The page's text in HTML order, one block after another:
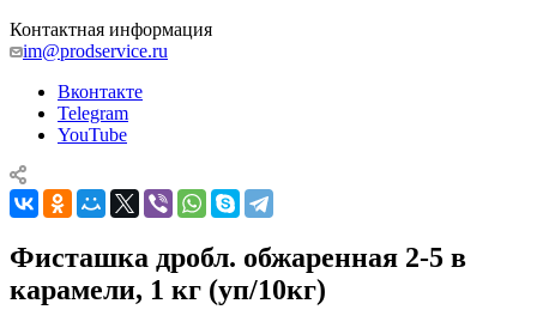
Контактная информация
im@prodservice.ru
Вконтакте
Telegram
YouTube
Фисташка дробл. обжаренная 2-5 в
карамели, 1 кг (уп/10кг)